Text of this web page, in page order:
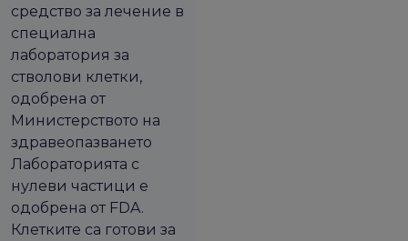
средство за лечение в
специална
лаборатория за
стволови клетки,
одобрена от
Министерството на
здравеопазването
Лабораторията с
нулеви частици е
одобрена от FDA.
Клетките са готови за